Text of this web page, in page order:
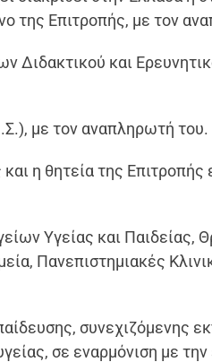
της Επιτροπής, με τον
Διδακτικού και
με τον αναπληρωτή του.
η θητεία της Επιτροπής
Υγείας και Παιδείας,
Πανεπιστημιακές
συνεχιζόμενης
σε εναρμόνιση με την